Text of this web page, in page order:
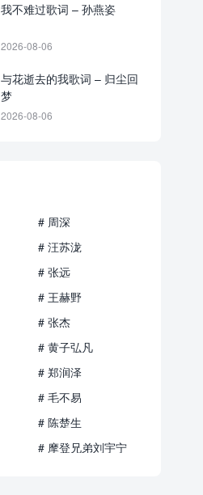
我不难过歌词 – 孙燕姿
2026-08-06
与花逝去的我歌词 – 归尘回
梦
2026-08-06
# 周深
# 汪苏泷
# 张远
# 王赫野
# 张杰
# 黄子弘凡
# 郑润泽
# 毛不易
# 陈楚生
# 摩登兄弟刘宇宁